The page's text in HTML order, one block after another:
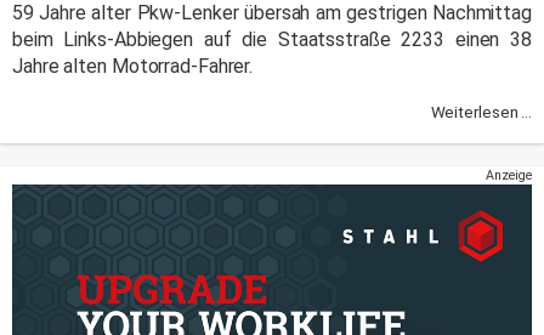
59 Jahre alter Pkw-Lenker übersah am gestrigen Nachmittag
beim Links-Abbiegen auf die Staatsstraße 2233 einen 38
Jahre alten Motorrad-Fahrer.
Weiterlesen ...
Anzeige